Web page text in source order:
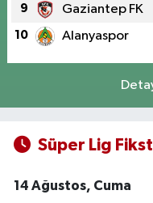
9 Gaziantep FK
10 Alanyaspor
Süper Lig
14 Ağustos, Cuma